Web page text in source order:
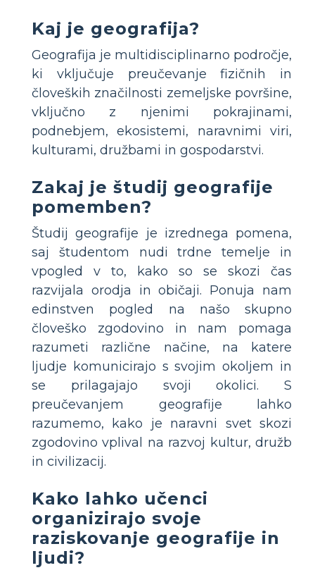
Kaj je geografija?
Geografija je multidisciplinarno področje,
ki vključuje preučevanje fizičnih in
človeških značilnosti zemeljske površine,
vključno z njenimi pokrajinami,
podnebjem, ekosistemi, naravnimi viri,
kulturami, družbami in gospodarstvi.
Zakaj je študij geografije
pomemben?
Študij geografije je izrednega pomena,
saj študentom nudi trdne temelje in
vpogled v to, kako so se skozi čas
razvijala orodja in običaji. Ponuja nam
edinstven pogled na našo skupno
človeško zgodovino in nam pomaga
razumeti različne načine, na katere
ljudje komunicirajo s svojim okoljem in
se prilagajajo svoji okolici. S
preučevanjem geografije lahko
razumemo, kako je naravni svet skozi
zgodovino vplival na razvoj kultur, družb
in civilizacij.
Kako lahko učenci
organizirajo svoje
raziskovanje geografije in
ljudi?